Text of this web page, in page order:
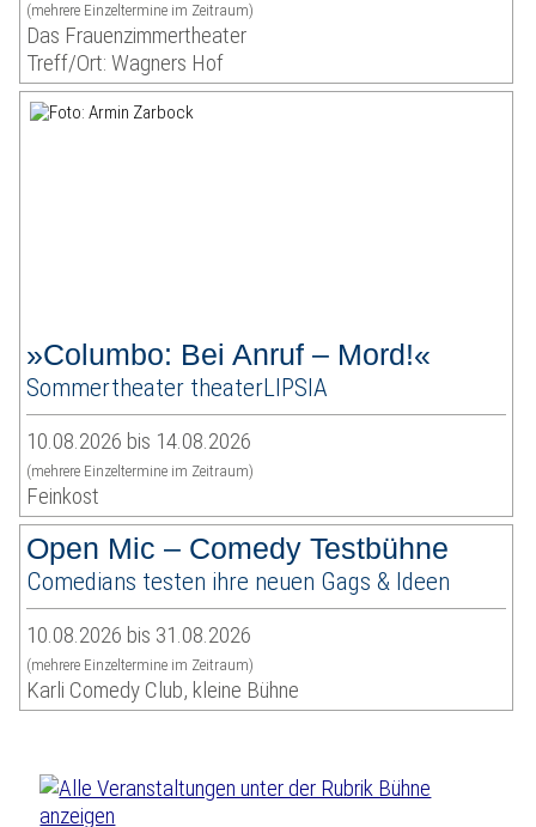
(mehrere Einzeltermine im Zeitraum)
Das Frauenzimmertheater
Treff/Ort: Wagners Hof
»Columbo: Bei Anruf – Mord!«
Sommertheater theaterLIPSIA
10.08.2026 bis 14.08.2026
(mehrere Einzeltermine im Zeitraum)
Feinkost
Open Mic – Comedy Testbühne
Comedians testen ihre neuen Gags & Ideen
10.08.2026 bis 31.08.2026
(mehrere Einzeltermine im Zeitraum)
Karli Comedy Club, kleine Bühne